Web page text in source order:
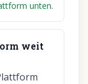
unten.
weit